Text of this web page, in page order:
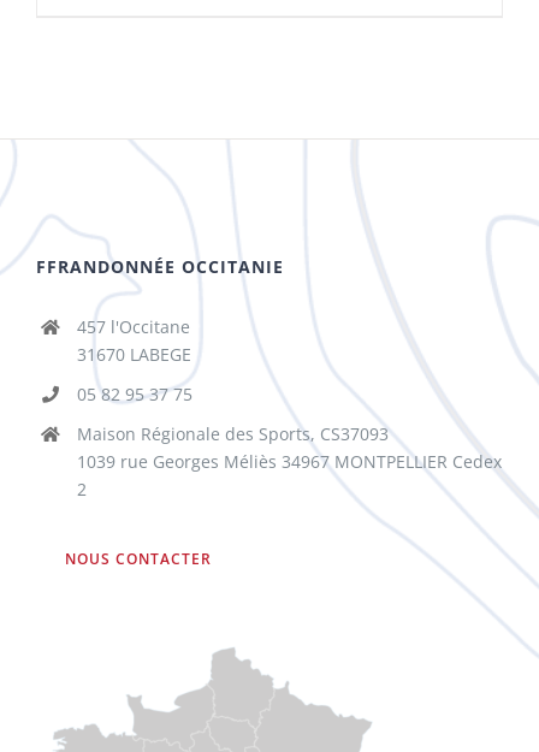
FFRANDONNÉE OCCITANIE
457 l'Occitane
31670 LABEGE
05 82 95 37 75
Maison Régionale des Sports, CS37093
1039 rue Georges Méliès 34967 MONTPELLIER Cedex
2
NOUS CONTACTER